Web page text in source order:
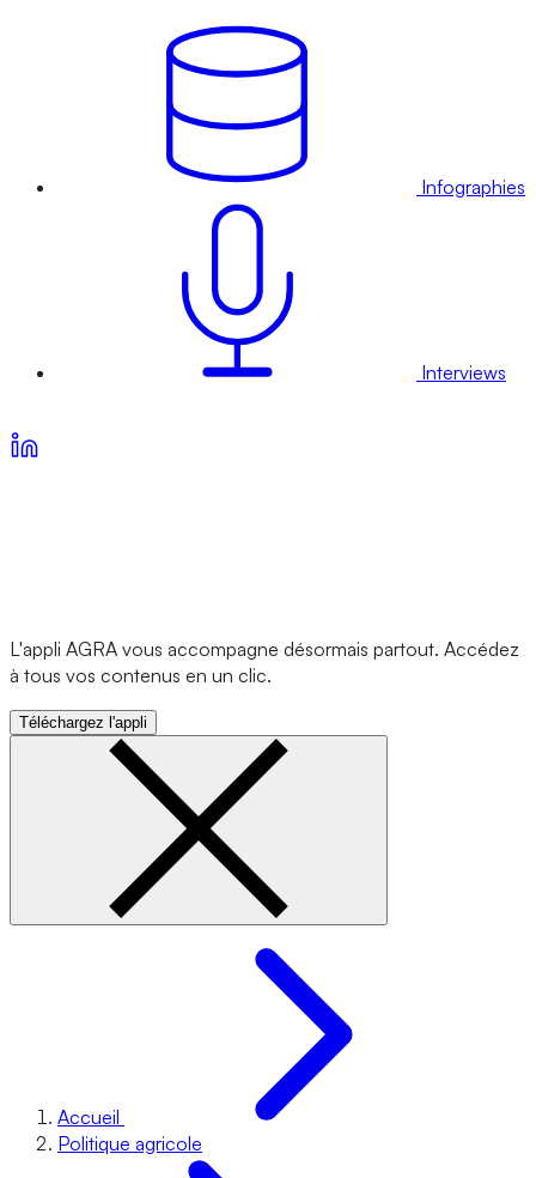
Infographies
Interviews
L'appli AGRA vous accompagne désormais partout. Accédez
à tous vos contenus en un clic.
Téléchargez l'appli
Accueil
Politique agricole